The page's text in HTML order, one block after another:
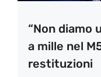
“Non diamo
a mille nel
restituzioni